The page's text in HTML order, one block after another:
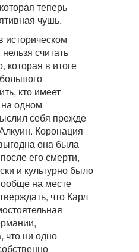
теперь
чушь.
считать
в итоге
кто имеет
одном
себя прежде
Коронация
она была
его смерти,
и культурно было
на месте
что Карл
что ни одно